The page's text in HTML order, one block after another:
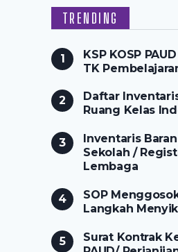
TRENDING
KSP KOSP
TK
Daftar
Ruang Kelas
Inventaris
Sekolah /
Lembaga
SOP
Langkah
Surat Kontrak